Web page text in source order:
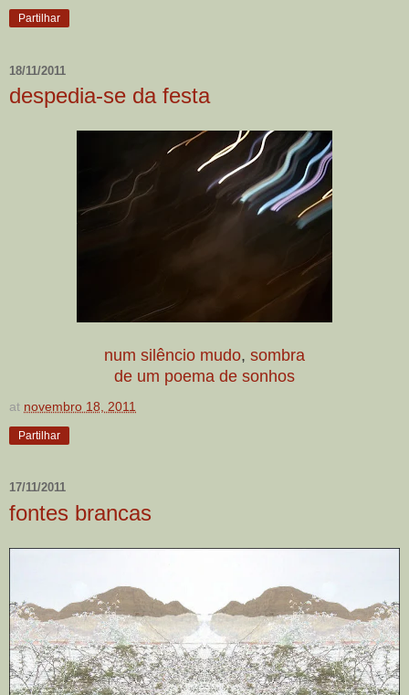
Partilhar
18/11/2011
despedia-se da festa
num silêncio mudo, sombra
de um poema de sonhos
at novembro 18, 2011
Partilhar
17/11/2011
fontes brancas